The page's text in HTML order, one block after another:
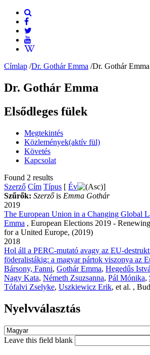
Címlap /Dr. Gothár Emma /Dr. Gothár Emma
Dr. Gothár Emma
Elsődleges fülek
Megtekintés
Közlemények(aktív fül)
Követés
Kapcsolat
Found 2 results
Szerző Cím Típus [ Év
]
Szűrők: Szerzőis Emma Gothár
2019
The European Union in a Changing Global
Emma , European Elections 2019 -
for a United Europe, (2019)
2018
Hol áll a PERC-mutató avagy az EU-
föderalistákig: a magyar pártok viszonya az
Bársony, Fanni, Gothár Emma, Hegedűs
Nagy Kata, Németh Zsuzsanna, Pál Mónika,
Tófalvi Zselyke, Uszkiewicz Erik, et al. ,
Nyelvválasztás
Leave this field blank